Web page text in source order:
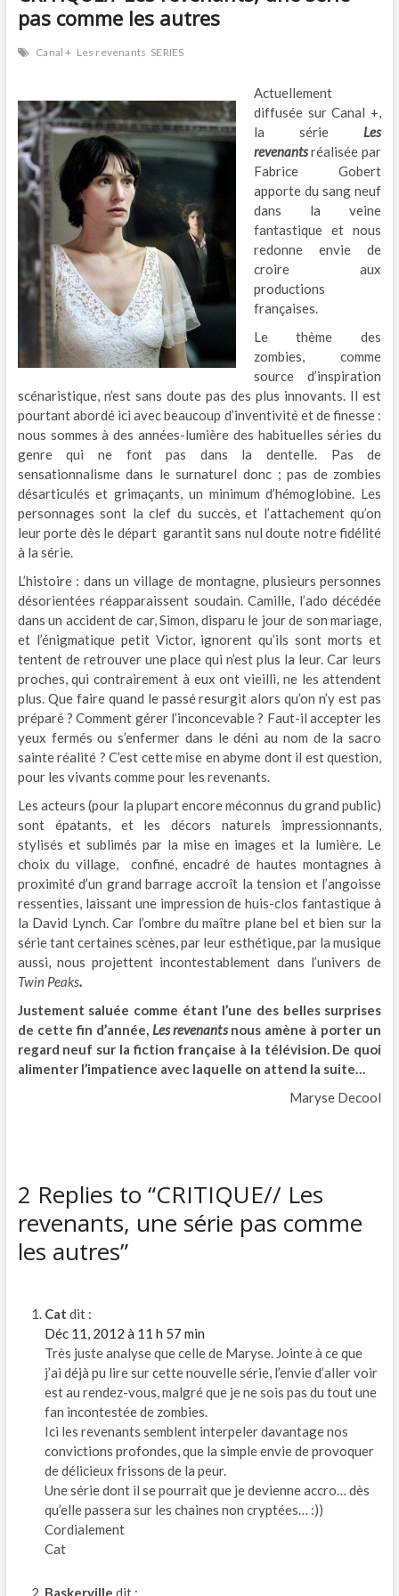
pas comme les autres
Canal + Les revenants SERIES
Actuellement
diffusée sur Canal +,
la sérieLes
revenants réalisée par
Fabrice Gobert
apporte du sang neuf
dans la veine
fantastique et nous
redonne envie de
croire aux
productions
françaises.
Le thème des
zombies, comme
source d’inspiration
scénaristique, n’est sans doute pas des plus innovants. Il est
pourtant abordé ici avec beaucoup d’inventivité et de finesse :
nous sommes à des années-lumière des habituelles séries du
genre qui ne font pas dans la dentelle. Pas de
sensationnalisme dans le surnaturel donc ; pas de zombies
désarticulés et grimaçants, un minimum d’hémoglobine. Les
personnages sont la clef du succès, et l’attachement qu’on
leur porte dès le départ garantit sans nul doute notre fidélité
à la série.
L’histoire : dans un village de montagne, plusieurs personnes
désorientées réapparaissent soudain. Camille, l’ado décédée
dans un accident de car, Simon, disparu le jour de son mariage,
et l’énigmatique petit Victor, ignorent qu’ils sont morts et
tentent de retrouver une place qui n’est plus la leur. Car leurs
proches, qui contrairement à eux ont vieilli, ne les attendent
plus. Que faire quand le passé resurgit alors qu’on n’y est pas
préparé ? Comment gérer l’inconcevable ? Faut-il accepter les
yeux fermés ou s’enfermer dans le déni au nom de la sacro
sainte réalité ? C’est cette mise en abyme dont il est question,
pour les vivants comme pour les revenants.
Les acteurs (pour la plupart encore méconnus du grand public)
sont épatants, et les décors naturels impressionnants,
stylisés et sublimés par la mise en images et la lumière. Le
choix du village, confiné, encadré de hautes montagnes à
proximité d’un grand barrage accroît la tension et l’angoisse
ressenties, laissant une impression de huis-clos fantastique à
la David Lynch. Car l’ombre du maître plane bel et bien sur la
série tant certaines scènes, par leur esthétique, par la musique
aussi, nous projettent incontestablement dans l’univers de
Twin Peaks.
Justement saluée comme étant l’une des belles surprises
de cette fin d’année, Les revenantsnous amène à porter un
regard neuf sur la fiction française à la télévision. De quoi
alimenter l’impatience avec laquelle on attend la suite…
Maryse Decool
2 Replies to “CRITIQUE// Les
revenants, une série pas comme
les autres”
Cat dit :
Déc 11, 2012 à 11 h 57 min
Très juste analyse que celle de Maryse. Jointe à ce que
j’ai déjà pu lire sur cette nouvelle série, l’envie d’aller voir
est au rendez-vous, malgré que je ne sois pas du tout une
fan incontestée de zombies.
Ici les revenants semblent interpeler davantage nos
convictions profondes, que la simple envie de provoquer
de délicieux frissons de la peur.
Une série dont il se pourrait que je devienne accro… dès
qu’elle passera sur les chaines non cryptées… :))
Cordialement
Cat
Baskerville dit :